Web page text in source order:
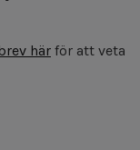
här för att veta